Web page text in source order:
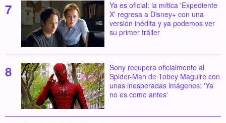
Ya es oficial: la mítica 'Expediente
X' regresa a Disney+ con una
versión inédita y ya podemos ver
su primer tráiler
Sony recupera oficialmente al
Spider-Man de Tobey Maguire con
unas inesperadas imágenes: 'Ya
no es como antes'